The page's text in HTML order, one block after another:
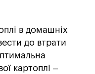
в домашніх
до втрати
картоплі –